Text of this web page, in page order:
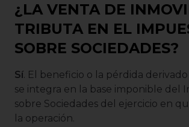
¿LA VENTA DE
TRIBUTA EN EL
SOBRE SOCIEDADES?
Sí. El beneficio o la pérdida
se integra en la base imponible del
sobre Sociedades del ejercicio en
la operación.